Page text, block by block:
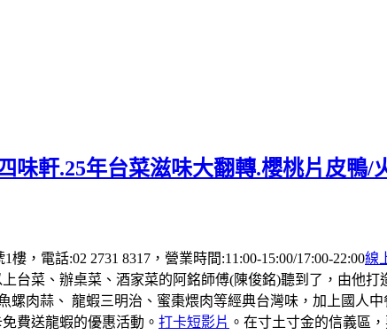
味軒.25年台菜滋味大翻轉.櫻桃片皮
，電話:02 2731 8317，營業時間:11:00-15:00/17:00-22:00線
台菜、辦桌菜、酒家菜的阿銘師傅(陳俊銘)聽到了，由他
肉蒜、 龍蝦三明治、蜜棗煨肉等經典台灣味，加上國人
費送龍蝦的優惠活動。 打卡短影片 。在寸土寸金的信義區